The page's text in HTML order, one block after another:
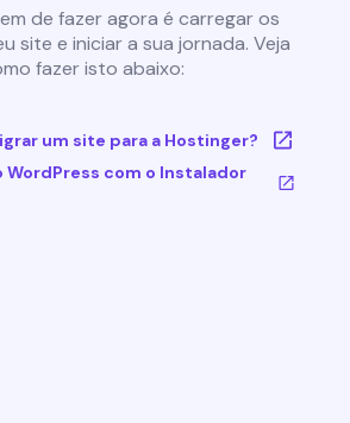
de fazer agora é carregar os
site e iniciar a sua jornada. Veja
fazer isto abaixo:
um site para a Hostinger?
WordPress com o Instalador